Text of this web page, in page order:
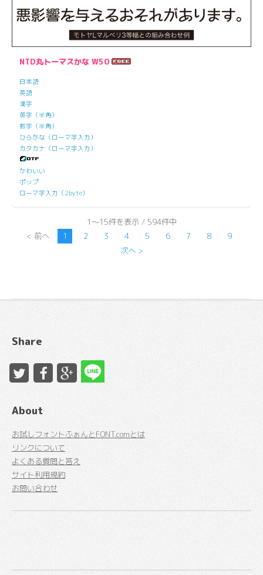
NTD丸トーマスかな W50
日本語
英語
漢字
英字（半角）
数字（半角）
ひらがな（ローマ字入力）
カタカナ（ローマ字入力）
かわいい
ポップ
ローマ字入力（2byte）
1～15件を表示 / 594件中
< 前へ
1 2 3 4 5 6 7 8
9
次へ >
Share
About
お試しフォントふぉんとFONT.comとは
リンクについて
よくある質問と答え
サイト利用規約
お問い合わせ